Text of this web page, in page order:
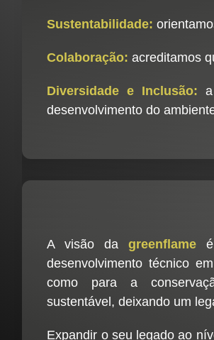
Sustentabilidade:
Colaboração: acreditamos
Diversidade e Inclusão:
desenvolvimento do
A visão dagreenflame
desenvolvimento técnico
como para a
sustentável, deixando um
Expandir o seu legado ao